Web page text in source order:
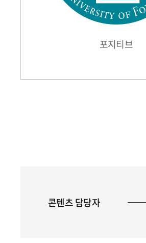
포지티브
콘텐츠 담당자